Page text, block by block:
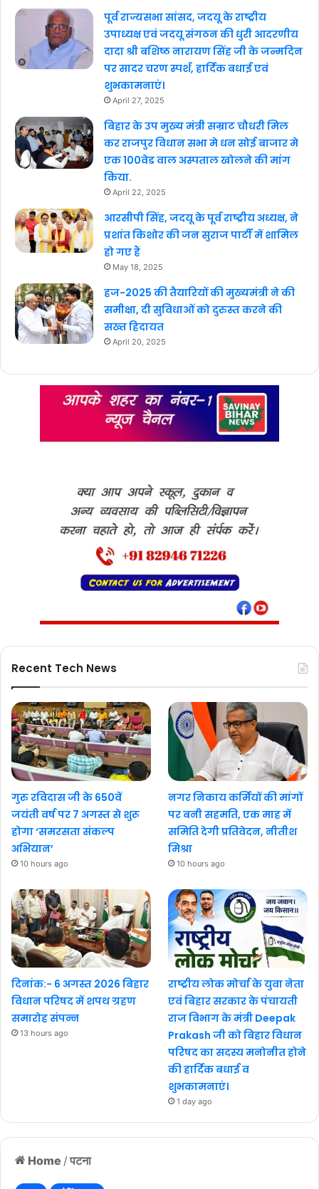
Home / पटना
पूर्व राज्यसभा सांसद, जदयू के राष्ट्रीय
उपाध्यक्ष एवं जदयू संगठन की धुरी आदरणीय
दादा श्री बशिष्ठ नारायण सिंह जी के जन्मदिन
पर सादर चरण स्पर्श, हार्दिक बधाई एवं
शुभकामनाएं।
April 27, 2025
बिहार के उप मुख्य मंत्री सम्राट चौधरी मिल
कर राजपुर विधान सभा मे धन सोई बाजार मे
एक 100वेड वाल अस्पताल खोलने की मांग
किया.
April 22, 2025
आरसीपी सिंह, जदयू के पूर्व राष्ट्रीय अध्यक्ष, ने
प्रशांत किशोर की जन सुराज पार्टी में शामिल
हो गए हैं
May 18, 2025
हज-2025 की तैयारियों की मुख्यमंत्री ने की
समीक्षा, दी सुविधाओं को दुरुस्त करने की
सख्त हिदायत
April 20, 2025
Recent Tech News
गुरु रविदास जी के 650वें
जयंती वर्ष पर 7 अगस्त से शुरू
होगा ‘समरसता संकल्प
अभियान’
10 hours ago
नगर निकाय कर्मियों की मांगों
पर बनी सहमति, एक माह में
समिति देगी प्रतिवेदन, नीतीश
मिश्रा
10 hours ago
दिनांक:- 6 अगस्त 2026 बिहार
विधान परिषद में शपथ ग्रहण
समारोह संपन्न
13 hours ago
राष्ट्रीय लोक मोर्चा के युवा नेता
एवं बिहार सरकार के पंचायती
राज विभाग के मंत्री Deepak
Prakash जी को बिहार विधान
परिषद का सदस्य मनोनीत होने
की हार्दिक बधाई व
शुभकामनाएं।
1 day ago